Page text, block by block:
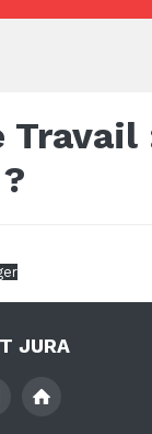
JURA